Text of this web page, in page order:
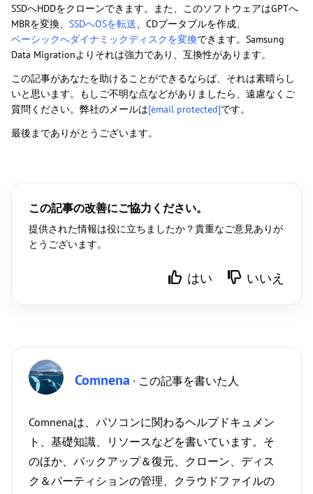
SSDへHDDをクローンできます。また、このソフトウェアはGPTへ
MBRを変換、 SSDへOSを転送 、CDブータブルを作成、
ベーシックへダイナミックディスクを変換できます。Samsung
Data Migrationよりそれは強力であり、互換性があります。
この記事があなたを助けることができるならば、それは素晴らし
いと思います。もしご不明な点などがありましたら、遠慮なくご
質問ください。弊社のメールは[email protected]です。
最後までありがとうございます。
この記事の改善にご協力ください。
提供された情報は役に立ちましたか？貴重なご意見ありが
とうございます。
はい いいえ
Comnena · この記事を書いた人
Comnenaは、パソコンに関わるヘルプドキュメン
ト、基礎知識、リソースなどを書いています。そ
のほか、バックアップ＆復元、クローン、ディス
ク＆パーティションの管理、クラウドファイルの